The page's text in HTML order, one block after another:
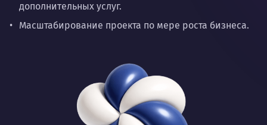
дополнительных услуг.
Масштабирование проекта по мере роста бизнеса.